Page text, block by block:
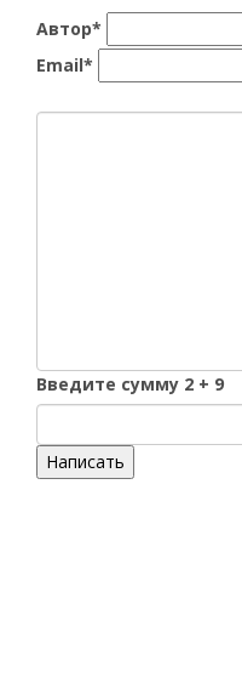
Автор*
Email*
Введите сумму 2 + 9
Написать